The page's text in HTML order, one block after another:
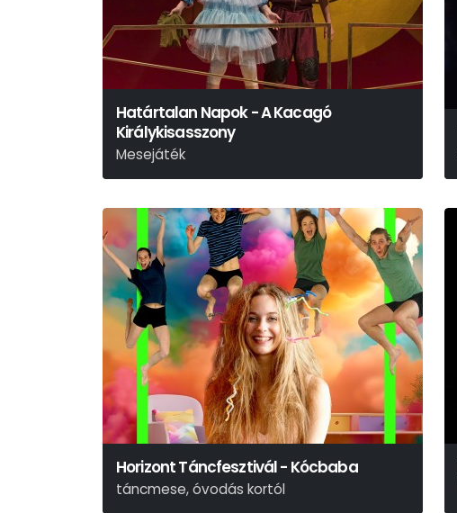
Határtalan Napok - A Kacagó
Királykisasszony
Mesejáték
N. Tóth Anikó
Horizont Táncfesztivál - Kócbaba
táncmese, óvodás kortól